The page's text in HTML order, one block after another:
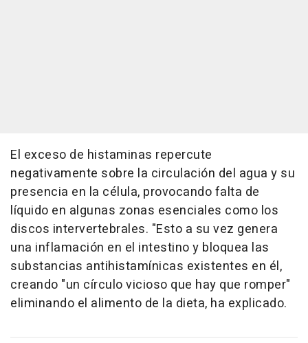
El exceso de histaminas repercute
negativamente sobre la circulación del agua y su
presencia en la célula, provocando falta de
líquido en algunas zonas esenciales como los
discos intervertebrales. "Esto a su vez genera
una inflamación en el intestino y bloquea las
substancias antihistamínicas existentes en él,
creando "un círculo vicioso que hay que romper"
eliminando el alimento de la dieta, ha explicado.